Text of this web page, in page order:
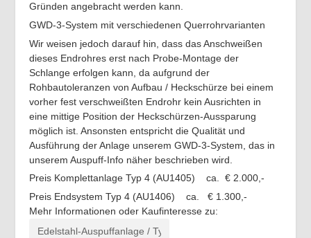
Gründen angebracht werden kann.
GWD-3-System mit verschiedenen Querrohrvarianten
Wir weisen jedoch darauf hin, dass das Anschweißen
dieses Endrohres erst nach Probe-Montage der
Schlange erfolgen kann, da aufgrund der
Rohbautoleranzen von Aufbau / Heckschürze bei einem
vorher fest verschweißten Endrohr kein Ausrichten in
eine mittige Position der Heckschürzen-Aussparung
möglich ist. Ansonsten entspricht die Qualität und
Ausführung der Anlage unserem GWD-3-System, das in
unserem Auspuff-Info näher beschrieben wird.
Preis Komplettanlage Typ 4 (AU1405) ca. € 2.000,-
Preis Endsystem Typ 4 (AU1406) ca. € 1.300,-
Mehr Informationen oder Kaufinteresse zu: